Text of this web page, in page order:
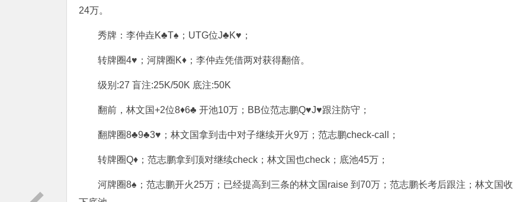
24万。
秀牌：李仲垚K♣T♠；UTG位J♣K♥；
转牌圈4♥；河牌圈K♦；李仲垚凭借两对获得翻倍。
级别:27 盲注:25K/50K 底注:50K
翻前，林文国+2位8♦6♣ 开池10万；BB位范志鹏Q♥J♥跟注防守；
翻牌圈8♣9♣3♥；林文国拿到击中对子继续开火9万；范志鹏check-call；
转牌圈Q♦；范志鹏拿到顶对继续check；林文国也check；底池45万；
河牌圈8♠；范志鹏开火25万；已经提高到三条的林文国raise 到70万；范志鹏长考后跟注；林文国收